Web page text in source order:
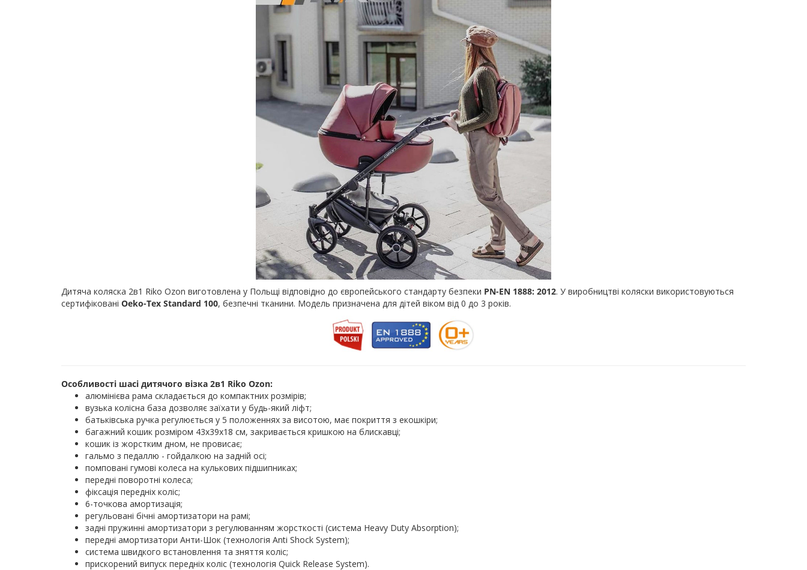
Дитяча коляска 2в1 Riko Ozon виготовлена у Польщі відповідно до європейського стандарту безпеки PN-EN 1888: 2012. У виробництві коляски використовуються
сертифіковані Oeko-Tex Standard 100, безпечні тканини. Модель призначена для дітей віком від 0 до 3 років.
Особливості шасі дитячого візка 2в1 Riko Ozon:
алюмінієва рама складається до компактних розмірів;
вузька колісна база дозволяє заїхати у будь-який ліфт;
батьківська ручка регулюється у 5 положеннях за висотою, має покриття з екошкіри;
багажний кошик розміром 43х39х18 см, закривається кришкою на блискавці;
кошик із жорстким дном, не провисає;
гальмо з педаллю - гойдалкою на задній осі;
помповані гумові колеса на кулькових підшипниках;
передні поворотні колеса;
фіксація передніх коліс;
6-точкова амортизація;
регульовані бічні амортизатори на рамі;
задні пружинні амортизатори з регулюванням жорсткості (система Heavy Duty Absorption);
передні амортизатори Анти-Шок (технологія Anti Shock System);
система швидкого встановлення та зняття коліс;
прискорений випуск передніх коліс (технологія Quick Release System).